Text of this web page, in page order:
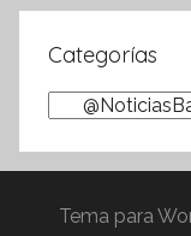
Categorías
Categorías
Tema para